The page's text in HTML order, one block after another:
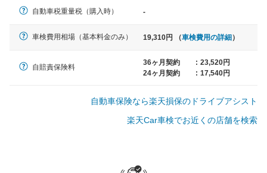
ノア、セレナ、プリウス、カロー
大型車
自動車税重量税（購入時） -
車検費用相場（基本料金のみ） 19,310円 （車検費用の詳細）
自賠責保険料
36ヶ月契約 : 23,520円
24ヶ月契約
: 17,540円
自動車保険なら楽天損保のドライブアシスト
楽天Car車検でお近くの店舗を検索